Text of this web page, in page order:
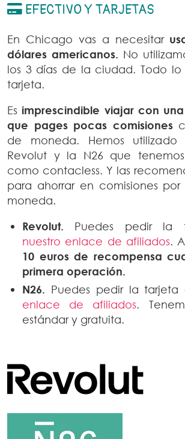
EFECTIVO Y TARJETAS
En Chicago vas a necesitar
dólares americanos. No
los 3 días de la ciudad. Todo
tarjeta.
Es imprescindible viajar con
que pages pocas comisiones
de moneda. Hemos utilizado
Revolut y la N26 que
como contacless. Y las
para ahorrar en comisiones
moneda.
Revolut. Puedes pedir la
nuestro enlace de afiliados.
10 euros de recompensa
primera operación.
N26. Puedes pedir la tarjeta
enlace de afiliados.
estándar y gratuita.